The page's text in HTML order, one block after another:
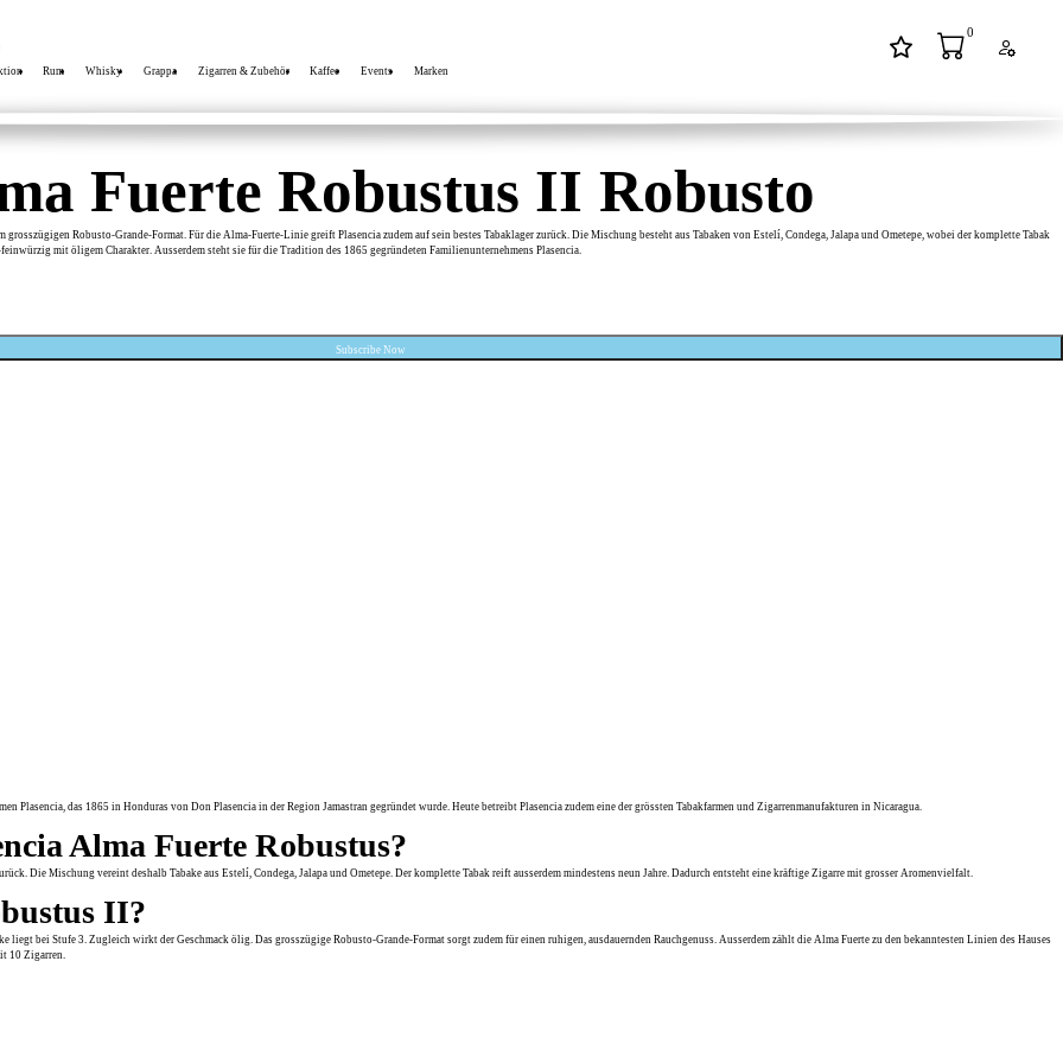
Rum Whisky Grappa Zigarren & Zubehör Kaffee Events Marken
0
Fuerte Robustus II Robusto
Robusto-Grande-Format. Für die Alma-Fuerte-Linie greift Plasencia zudem auf sein bestes Tabaklager zurück. Die Mischung besteht aus Tabaken von Estelí, Condega, Jalapa und Ometepe, wobei der komplette Tabak
mit öligem Charakter. Ausserdem steht sie für die Tradition des 1865 gegründeten Familienunternehmens Plasencia.
Subscribe Now
Plasencia, das 1865 in Honduras von Don Plasencia in der Region Jamastran gegründet wurde. Heute betreibt Plasencia zudem eine der grössten Tabakfarmen und Zigarrenmanufakturen in Nicaragua.
Alma Fuerte Robustus?
Die Mischung vereint deshalb Tabake aus Estelí, Condega, Jalapa und Ometepe. Der komplette Tabak reift ausserdem mindestens neun Jahre. Dadurch entsteht eine kräftige Zigarre mit grosser Aromenvielfalt.
II?
liegt bei Stufe 3. Zugleich wirkt der Geschmack ölig. Das grosszügige Robusto-Grande-Format sorgt zudem für einen ruhigen, ausdauernden Rauchgenuss. Ausserdem zählt die Alma Fuerte zu den bekanntesten Linien des Hauses
10 Zigarren.